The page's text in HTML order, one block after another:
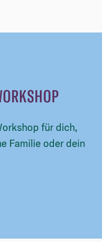
für dich,
Familie oder dein